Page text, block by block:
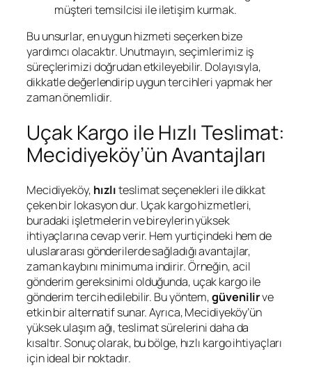
müşteri temsilcisi ile iletişim kurmak.
Bu unsurlar, en uygun hizmeti seçerken bize
yardımcı olacaktır. Unutmayın, seçimlerimiz iş
süreçlerimizi doğrudan etkileyebilir. Dolayısıyla,
dikkatle değerlendirip uygun tercihleri yapmak her
zaman önemlidir.
Uçak Kargo ile Hızlı Teslimat:
Mecidiyeköy’ün Avantajları
Mecidiyeköy, hızlıteslimat seçenekleri ile dikkat
çeken bir lokasyon dur. Uçak kargo hizmetleri,
buradaki işletmelerin ve bireylerin yüksek
ihtiyaçlarına cevap verir. Hem yurtiçindeki hem de
uluslararası gönderilerde sağladığı avantajlar,
zaman kaybını minimuma indirir. Örneğin, acil
gönderim gereksinimi olduğunda, uçak kargo ile
gönderim tercih edilebilir. Bu yöntem,güvenilirve
etkin bir alternatif sunar. Ayrıca, Mecidiyeköy’ün
yüksek ulaşım ağı, teslimat sürelerini daha da
kısaltır. Sonuç olarak, bu bölge, hızlı kargo ihtiyaçları
için ideal bir noktadır.